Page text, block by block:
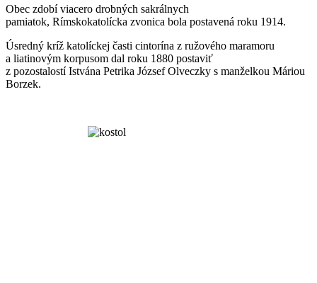
Obec zdobí viacero drobných sakrálnych
pamiatok, Rímskokatolícka zvonica bola postavená roku 1914.
Úsredný kríž katolíckej časti cintorína z ružového maramoru
a liatinovým korpusom dal roku 1880 postaviť
z pozostalostí Istvána Petrika József Olveczky s manželkou Máriou
Borzek.